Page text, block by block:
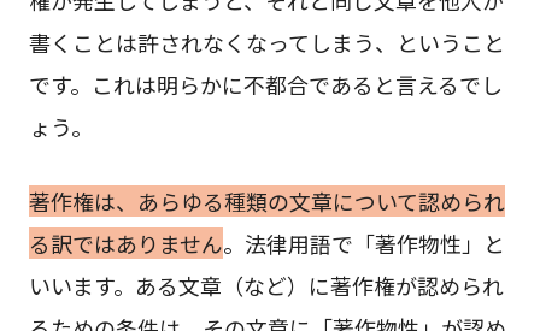
書くことは許されなくなってしまう、ということ
です。これは明らかに不都合であると言えるでし
ょう。
著作権は、あらゆる種類の文章について認められ
る訳ではありません。法律用語で「著作物性」と
いいます。ある文章（など）に著作権が認められ